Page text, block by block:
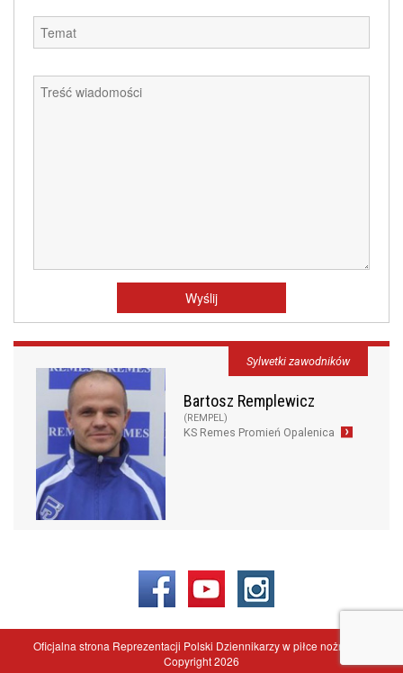
Bartosz Remplewicz
(REMPEL)
KS Remes Promień Opalenica
Sylwetki zawodników
Oficjalna strona Reprezentacji Polski Dziennikarzy w piłce nożnej - ©
Copyright 2026